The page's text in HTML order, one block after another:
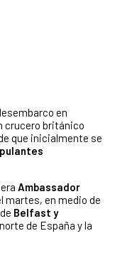
en
crucero británico
que inicialmente se
Ambassador
martes, en medio de
Belfast y
de España y la